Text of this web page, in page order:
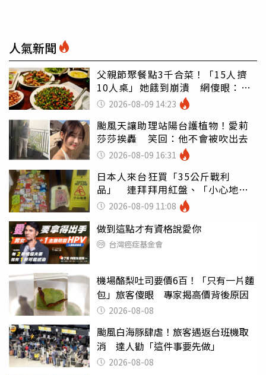
人氣新聞
父親節聚餐點3千合菜！「15人擠
10人桌」她餓到崩潰 網傻眼：讓
店家看笑話
2026-08-09 14:23
颱風天讓助理站陽台護植物！愛莉
莎莎挨轟 笑回：他不會被吹出去
2026-08-09 16:31
日本人來台狂買「35公斤戰利
品」 連拜拜用紅盤、「小心地
滑」告示牌也帶回家
2026-08-09 11:08
做到這點才有資格說愛你
台灣癌症基金會
機場酪梨吐司要價6百！「只有一片麵
包」旅客傻眼 專家揭高價背後原因
2026-08-08
颱風白海豚肆虐！旅客遇返台班機取
消 達人勸「這件事要先做」
2026-08-08